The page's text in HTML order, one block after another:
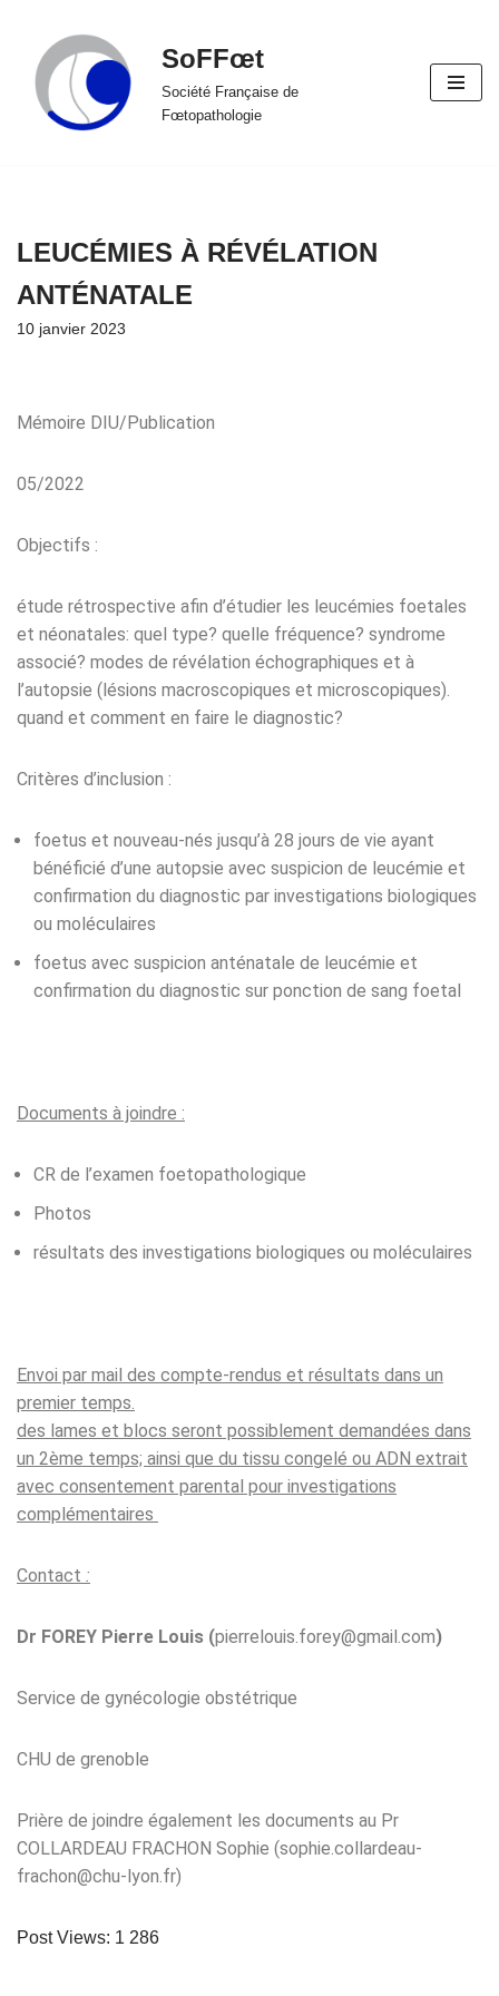
Aller
au
contenu
SoFFœt
Société Française de
Fœtopathologie
LEUCÉMIES À RÉVÉLATION
ANTÉNATALE
10 janvier 2023
Mémoire DIU/Publication
05/2022
Objectifs :
étude rétrospective afin d’étudier les leucémies foetales
et néonatales: quel type? quelle fréquence? syndrome
associé? modes de révélation échographiques et à
l’autopsie (lésions macroscopiques et microscopiques).
quand et comment en faire le diagnostic?
Critères d’inclusion :
foetus et nouveau-nés jusqu’à 28 jours de vie ayant
bénéficié d’une autopsie avec suspicion de leucémie et
confirmation du diagnostic par investigations biologiques
ou moléculaires
foetus avec suspicion anténatale de leucémie et
confirmation du diagnostic sur ponction de sang foetal
Documents à joindre :
CR de l’examen foetopathologique
Photos
résultats des investigations biologiques ou moléculaires
Envoi par mail des compte-rendus et résultats dans un
premier temps.
des lames et blocs seront possiblement demandées dans
un 2ème temps; ainsi que du tissu congelé ou ADN extrait
avec consentement parental pour investigations
complémentaires
Contact :
Dr FOREY Pierre Louis (pierrelouis.forey@gmail.com)
Service de gynécologie obstétrique
CHU de grenoble
Prière de joindre également les documents au Pr
COLLARDEAU FRACHON Sophie (sophie.collardeau-
frachon@chu-lyon.fr)
Post Views: 1 286